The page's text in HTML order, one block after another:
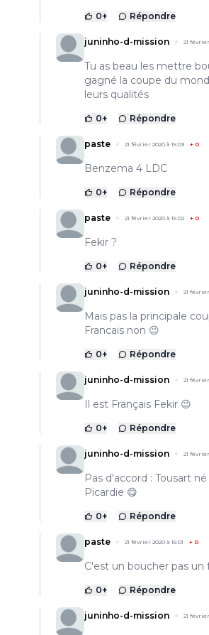
0+ Répondre
juninho-d-mission 21 février
Tu as beau les mettre
gagné la coupe du
leurs qualités
0+ Répondre
paste 21 février 2020 à 15:03 + 0
Benzema 4 LDC
0+ Répondre
paste 21 février 2020 à 15:02 + 0
Fekir ?
0+ Répondre
juninho-d-mission 21
Mais pas la principale
Francais non 😉
0+ Répondre
juninho-d-mission 21
Il est Français Fekir 😉
0+ Répondre
juninho-d-mission 21
Pas d'accord : Tousart
Picardie 😋
0+ Répondre
paste 21 février 2020 à 15:01 + 0
C'est un boucher pas un
0+ Répondre
juninho-d-mission 21 février